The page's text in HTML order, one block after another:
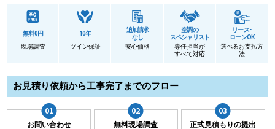
無料0円
現場調査
10年
ツイン保証
追加請求
なし
安心価格
空調の
スペシャリスト
専任担当が
すべて対応
リース･
ローンOK
選べるお支払方
法
お見積り依頼から工事完了までのフロー
お問い合わせ 無料現場調査 正式見積もりの提出